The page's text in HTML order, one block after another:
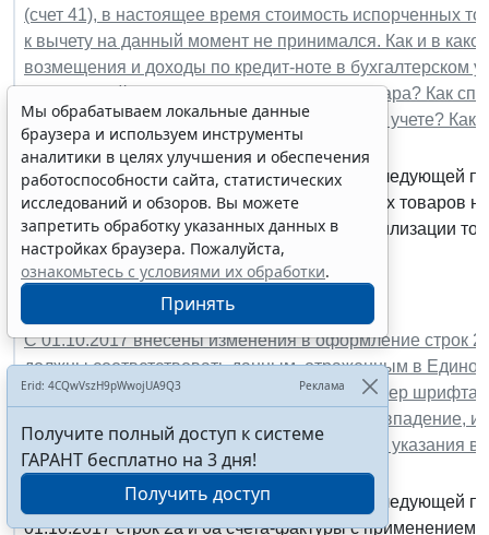
(счет 41), в настоящее время стоимость испорченных
к вычету на данный момент не принимался. Как и в
возмещения и доходы по кредит-ноте в бухгалтерском
таможенный НДС в части испорченного товара? Как
товара в бухгалтерском учете и в налоговом учете?
НДС по счету-фактуре на утилизацию?
По данному вопросу мы придерживаемся следующей
налогоплательщиком при ввозе испорченных товаров
Суммы НДС, предъявленные по услугам утилизации
этом нельзя исключать вероятности...
2 ноября 2017
Налоги и налогообложение
С 01.10.2017 внесены изменения в оформление строк
должны соответствовать данным, отраженным в
(далее - ЕГРЮЛ). Должен ли совпадать размер шрифта
в ЕГРЮЛ? Является ли ошибкой такое несовпадение, и
исправления в счет-фактуру? Каков порядок указания
элементов адреса?
По данному вопросу мы придерживаемся следующей
01.10.2017 строк 2а и 6а счета-фактуры с
Мы обрабатываем локальные данные
браузера и используем инструменты
аналитики в целях улучшения и обеспечения
работоспособности сайта, статистических
исследований и обзоров. Вы можете
запретить обработку указанных данных в
настройках браузера. Пожалуйста,
ознакомьтесь с условиями их обработки.
Принять
Erid: 4CQwVszH9pWwojUA9Q3 Реклама
Получите полный доступ к системе
ГАРАНТ бесплатно на 3 дня!
Получить доступ